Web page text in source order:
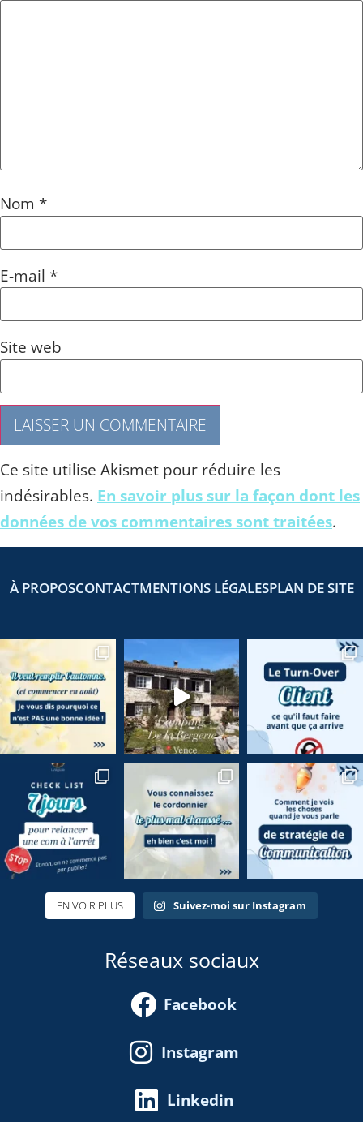
Nom *
E-mail *
Site web
Ce site utilise Akismet pour réduire les
indésirables. En savoir plus sur la façon dont les
données de vos commentaires sont traitées.
À PROPOSCONTACTMENTIONS LÉGALESPLAN DE SITE
EN VOIR PLUS Suivez-moi sur Instagram
Réseaux sociaux
Facebook
Instagram
Linkedin